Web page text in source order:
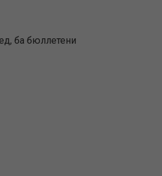
ба бюллетени